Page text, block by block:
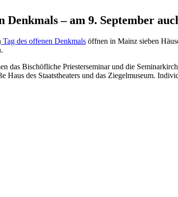
Denkmals – am 9. September
Tag des offenen Denkmals öffnen in Mainz sieben
das Bischöfliche Priesterseminar und die
Haus des Staatstheaters und das Ziegelmuseum.